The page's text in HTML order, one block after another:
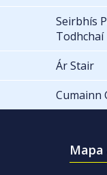
Seirbhís
Todhchaí
Ár Stair
Cumainn